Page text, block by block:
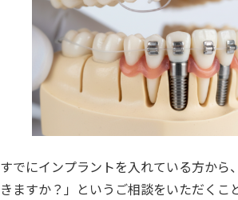
すでにインプラントを入れている方から
きますか？」というご相談をいただくこ